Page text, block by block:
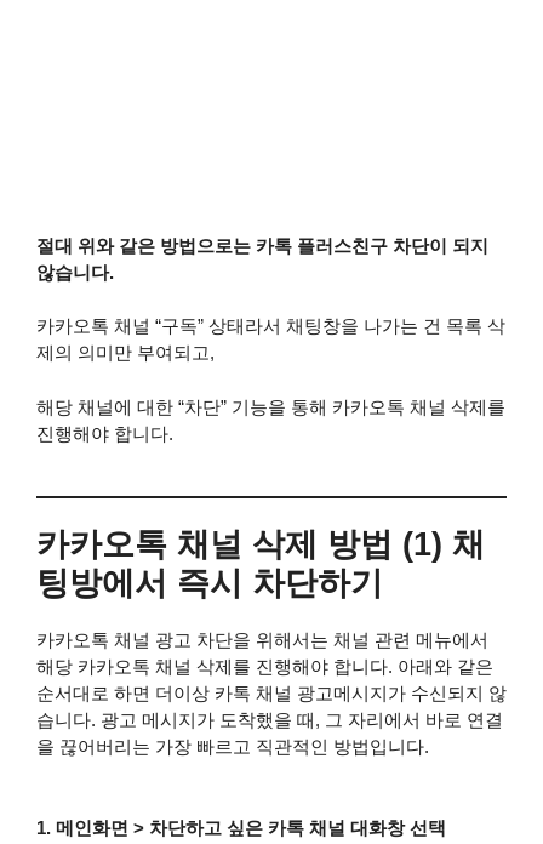
절대 위와 같은 방법으로는 카톡 플러스친구 차단이 되지
않습니다.
카카오톡 채널 “구독” 상태라서 채팅창을 나가는 건 목록 삭
제의 의미만 부여되고,
해당 채널에 대한 “차단” 기능을 통해 카카오톡 채널 삭제를
진행해야 합니다.
카카오톡 채널 삭제 방법 (1) 채
팅방에서 즉시 차단하기
카카오톡 채널 광고 차단을 위해서는 채널 관련 메뉴에서
해당 카카오톡 채널 삭제를 진행해야 합니다. 아래와 같은
순서대로 하면 더이상 카톡 채널 광고메시지가 수신되지 않
습니다. 광고 메시지가 도착했을 때, 그 자리에서 바로 연결
을 끊어버리는 가장 빠르고 직관적인 방법입니다.
1. 메인화면 > 차단하고 싶은 카톡 채널 대화창 선택